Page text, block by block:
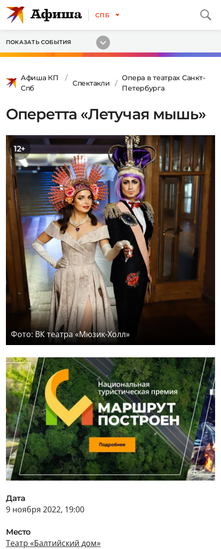
СПБ
ПОКАЗАТЬ СОБЫТИЯ
Афиша КП
Спб
Спектакли
Опера в театрах Санкт-
Петербурга
Оперетта «Летучая мышь»
12+
Фото: ВК театра «Мюзик-Холл»
Дата
9 ноября 2022, 19:00
Место
Театр «Балтийский дом»